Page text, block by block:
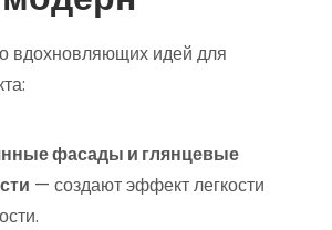
вдохновляющих идей для
фасады и глянцевые
— создают эффект легкости